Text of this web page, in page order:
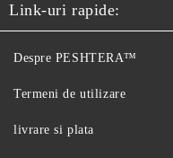
Link-uri rapide:
Despre PESHTERA™
Termeni de utilizare
livrare si plata